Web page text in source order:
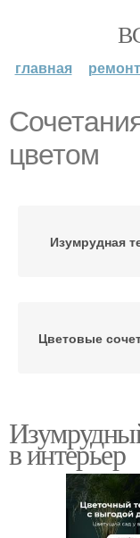
главная
цветом
Изумрудная
Цветовые
в интерьер